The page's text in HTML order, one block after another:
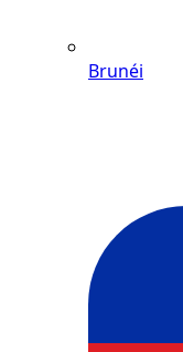
Brunéi